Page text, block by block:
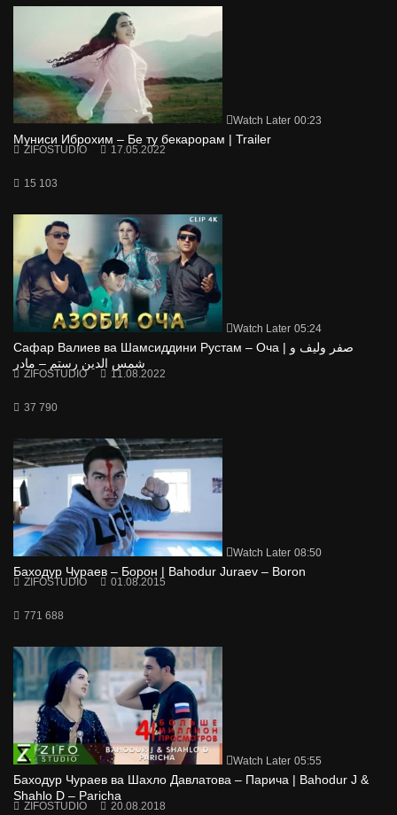
Watch Later 00:23
Муниси Иброхим – Бе ту бекарорам | Trailer
ZIFOSTUDIO 17.05.2022
15 103
Watch Later 05:24
Сафар Валиев ва Шамсиддини Рустам – Оча | صفر ولیف و
شمس الدین رستم – مادر
ZIFOSTUDIO 11.08.2022
37 790
Watch Later 08:50
Баходур Чураев – Борон | Bahodur Juraev – Boron
ZIFOSTUDIO 01.08.2015
771 688
Watch Later 05:55
Баходур Чураев ва Шахло Давлатова – Парича | Bahodur J &
Shahlo D – Paricha
ZIFOSTUDIO 20.08.2018